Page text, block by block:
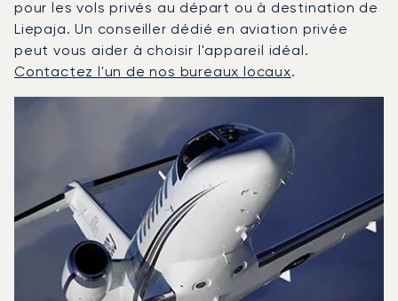
pour les vols privés au départ ou à destination de
Liepaja. Un conseiller dédié en aviation privée
peut vous aider à choisir l'appareil idéal.
Contactez l'un de nos bureaux locaux.
Modèle d'aéronef
Vitesse (nœuds)